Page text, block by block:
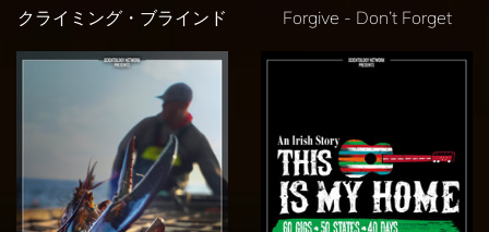
クライミング・ブラインド Forgive - Don’t Forget